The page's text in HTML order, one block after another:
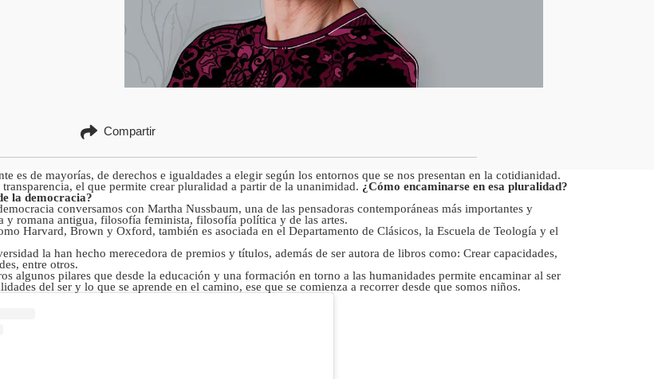
Compartir
es de mayorías, de derechos e igualdades a elegir según los entornos que se nos presentan en la cotidianidad.
el que permite crear pluralidad a partir de la unanimidad. ¿Cómo encaminarse en esa pluralidad?
la democracia?
conversamos con Martha Nussbaum, una de las pensadoras contemporáneas más importantes y
romana antigua, filosofía feminista, filosofía política y de las artes.
Harvard, Brown y Oxford, también es asociada en el Departamento de Clásicos, la Escuela de Teología y el
la han hecho merecedora de premios y títulos, además de ser autora de libros como: Crear capacidades,
entre otros.
algunos pilares que desde la educación y una formación en torno a las humanidades permite encaminar al ser
del ser y lo que se aprende en el camino, ese que se comienza a recorrer desde que somos niños.